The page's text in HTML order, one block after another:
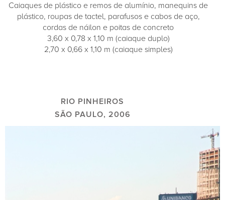
Caiaques de plástico e remos de alumínio, manequins de
plástico, roupas de tactel, parafusos e cabos de aço,
cordas de náilon e poitas de concreto
3,60 x 0,78 x 1,10 m (caiaque duplo)
2,70 x 0,66 x 1,10 m (caiaque simples)
RIO PINHEIROS
SÃO PAULO, 2006